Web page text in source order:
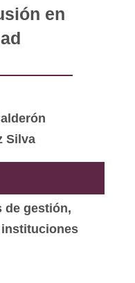
en
Silva
de gestión,